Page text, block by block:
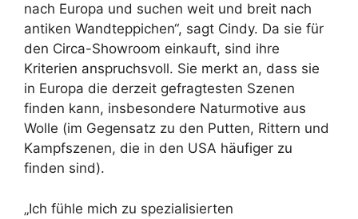
nach Europa und suchen weit und breit nach
antiken Wandteppichen“, sagt Cindy. Da sie für
den Circa-Showroom einkauft, sind ihre
Kriterien anspruchsvoll. Sie merkt an, dass sie
in Europa die derzeit gefragtesten Szenen
finden kann, insbesondere Naturmotive aus
Wolle (im Gegensatz zu den Putten, Rittern und
Kampfszenen, die in den USA häufiger zu
finden sind).
„Ich fühle mich zu spezialisierten